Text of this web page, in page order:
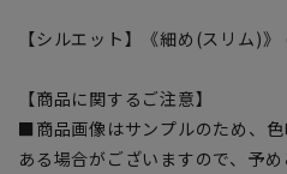
【シルエット】《細め(スリム)》
【商品に関するご注意】
■商品画像はサンプルのため、
ある場合がございますので、予め